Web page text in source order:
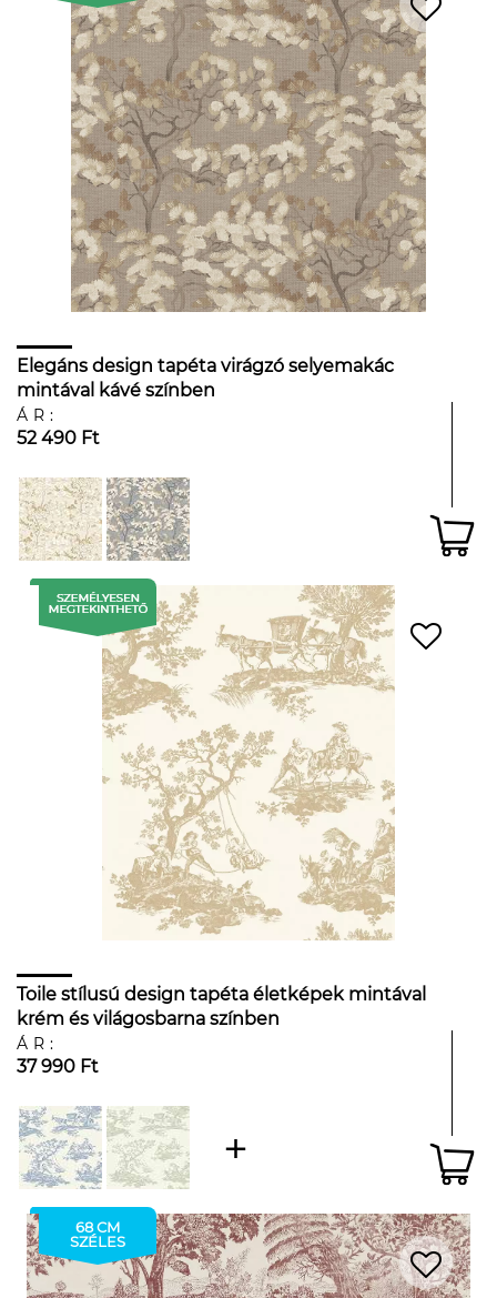
Elegáns design tapéta virágzó selyemakác
mintával kávé színben
ÁR:
52 490 Ft
Toile stílusú design tapéta életképek mintával
krém és világosbarna színben
ÁR:
37 990 Ft
68 CM
SZÉLES